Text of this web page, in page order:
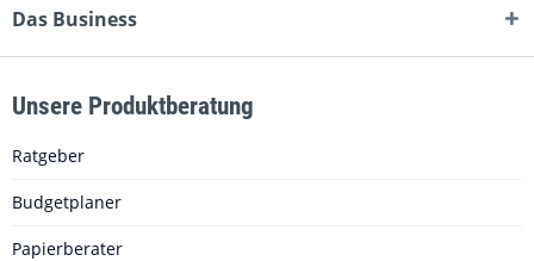
Das Business
Unsere Produktberatung
Ratgeber
Budgetplaner
Papierberater